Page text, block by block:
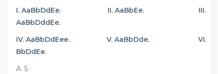
I. AaBbDdEe. II. AaBbEe. III.
AaBbDddEe.
IV. AaBbDdEee. V. AaBbDde. VI.
BbDdEe.
A. 5